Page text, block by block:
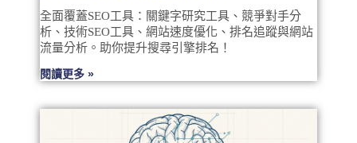
全面覆蓋SEO工具：關鍵字研究工具、競爭對手分
析、技術SEO工具、網站速度優化、排名追蹤與網站
流量分析。助你提升搜尋引擎排名！
閱讀更多 »